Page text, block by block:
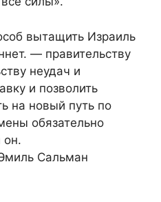
вытащить Израиль
— правительству
неудач и
и позволить
на новый путь по
обязательно
он.
Сальман